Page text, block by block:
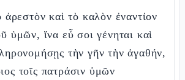
ἀρεστὸν καὶ τὸ καλὸν ἐναντίον
ὑμῶν, ἵνα εὖ σοι γένηται καὶ
τὴν γῆν τὴν ἀγαθήν,
τοῖς πατράσιν ὑμῶν